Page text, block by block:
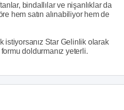
bindallılar ve nişanlıklar da
hem satın alınabiliyor hem de
istiyorsanız Star Gelinlik olarak
doldurmanız yeterli.